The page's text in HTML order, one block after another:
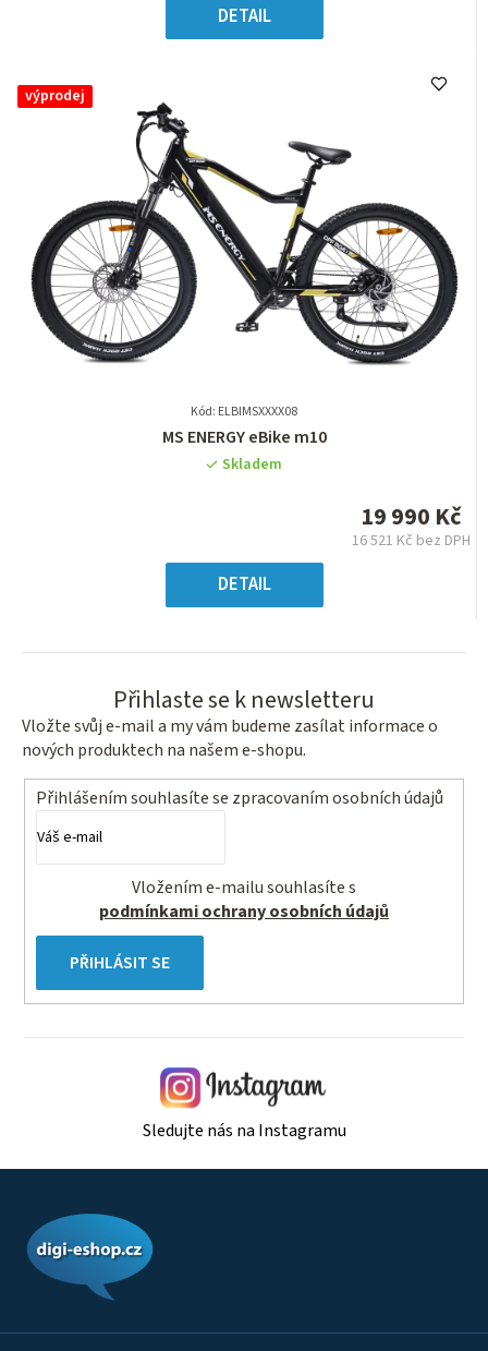
5
hvězdiček.
DETAIL
výprodej
Kód: ELBIMSXXXX08
Průměrné
hodnocení
5
hvězdiček.
MS ENERGY eBike m10
Skladem
19 990 Kč
16 521 Kč bez DPH
DETAIL
Přihlaste se k newsletteru
Vložte svůj e-mail a my vám budeme zasílat informace o
nových produktech na našem e-shopu.
Přihlášením souhlasíte se zpracovaním osobních údajů
podmínkami ochrany osobních údajů
PŘIHLÁSIT SE
Sledujte nás na Instagramu